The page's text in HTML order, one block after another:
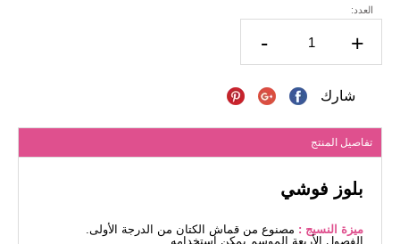
العدد:
- +
شارك
تفاصيل المنتج
بلوز فوشي
ميزة النسيج : مصنوع من قماش الكتان من الدرجة الأولى.
الفصول الأربعة الموسم يمكن استخدامه.